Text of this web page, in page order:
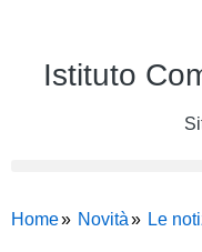
Istituto
Home Novità Le